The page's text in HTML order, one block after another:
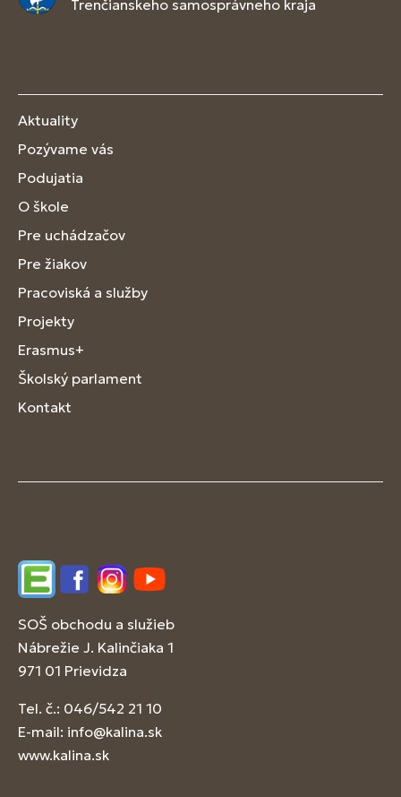
Trenčianskeho samosprávneho kraja
Aktuality
Pozývame vás
Podujatia
O škole
Pre uchádzačov
Pre žiakov
Pracoviská a služby
Projekty
Erasmus+
Školský parlament
Kontakt
EdupageFacebookInstagram
YouTube
SOŠ obchodu a služieb
Nábrežie J. Kalinčiaka 1
971 01 Prievidza
Tel. č.: 046/542 21 10
E-mail: info@kalina.sk
www.kalina.sk